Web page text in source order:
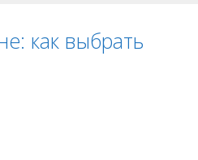
как выбрать